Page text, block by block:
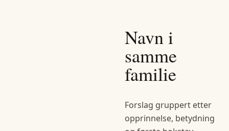
Navn i
samme
familie
Forslag gruppert etter
opprinnelse, betydning